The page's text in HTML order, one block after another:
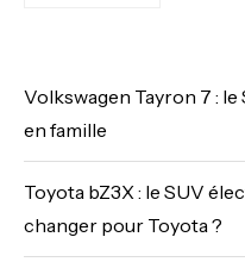
Volkswagen Tayron 7 :
en famille
Toyota bZ3X : le SUV
changer pour Toyota ?